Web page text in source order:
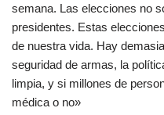
semana. Las elecciones no
presidentes. Estas
de nuestra vida. Hay
seguridad de armas, la
limpia, y si millones de
médica o no»